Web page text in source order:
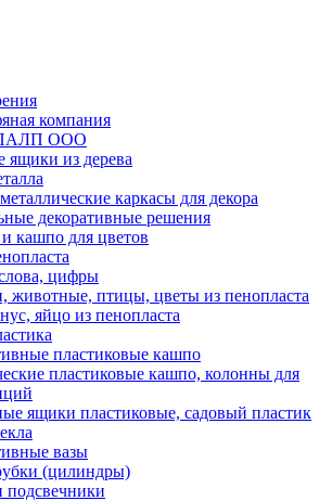
компания
ООО
ящики из дерева
каркасы для декора
декоративные решения
кашпо для цветов
цифры
животные, птицы, цветы из пенопласта
яйцо из пенопласта
пластиковые кашпо
пластиковые кашпо, колонны для
ящики пластиковые, садовый пластик
вазы
(цилиндры)
подсвечники